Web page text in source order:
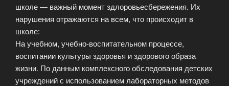
школе — важный момент здлоровьесбережения. Их
нарушения отражаются на всем, что происходит в
школе:
На учебном, учебно-воспитательном процессе,
воспитании культуры здоровья и здорового образа
жизни. По данным комплексного обследования детских
учреждений с использованием лабораторных методов